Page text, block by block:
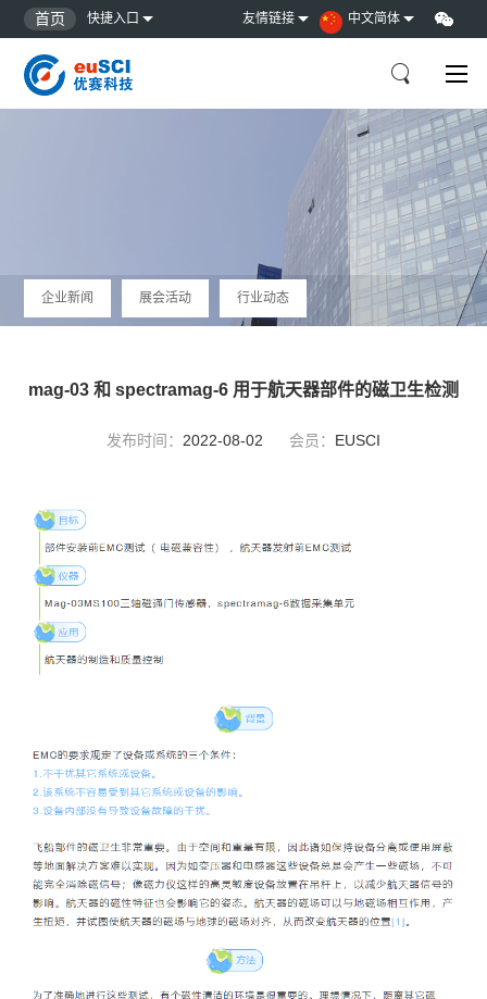
首页 快捷入口 友情链接 中文简体
企业新闻 展会活动 行业动态
mag-03 和 spectramag-6 用于航天器部件的磁卫生检测
发布时间： 2022-08-02 会员： EUSCI